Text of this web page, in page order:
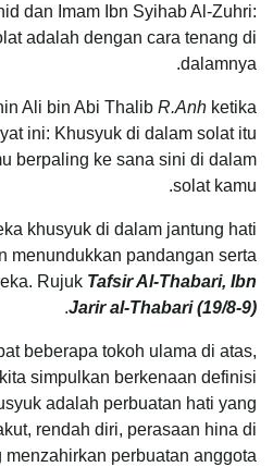
dan Imam Ibn Syihab Al-Zuhri:
adalah dengan cara tenang di
dalamnya.
Ali bin Abi Thalib R.Anh ketika
ini: Khusyuk di dalam solat itu
berpaling ke sana sini di dalam
solat kamu.
khusyuk di dalam jantung hati
menundukkan pandangan serta
Rujuk Tafsir Al-Thabari, Ibn
Jarir al-Thabari (19/8-9)
.
beberapa tokoh ulama di atas,
simpulkan berkenaan definisi
adalah perbuatan hati yang
rendah diri, perasaan hina di
menzahirkan perbuatan anggota